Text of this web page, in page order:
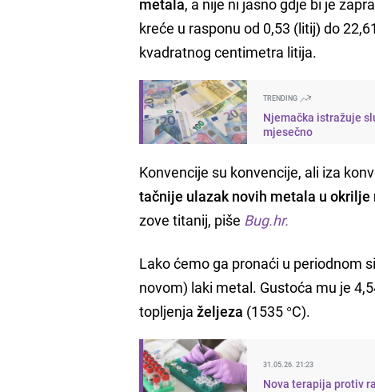
kreće u rasponu od 0,53 (litij) do
kvadratnog centimetra litija.
TRENDING
Njemačka istražuje
mjesečno
Konvencije su konvencije, ali iza
tačnije ulazak novih metala u
zove titanij, piše Bug.hr.
Lako ćemo ga pronaći u periodnom
novom) laki metal. Gustoća mu je
topljenjaželjeza (1535 °C).
31.05.26. 21:23
Nova terapija protiv